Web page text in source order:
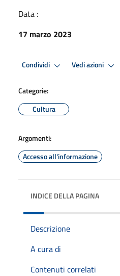
Data :
17 marzo 2023
Condividi Vedi azioni
Categorie:
Cultura
Argomenti:
Accesso all'informazione
INDICE DELLA PAGINA
Descrizione
A cura di
Contenuti correlati